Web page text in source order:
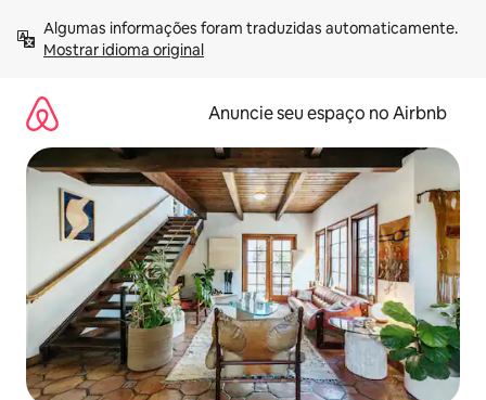
para
Mostrar idioma original
Anuncie seu espaço no Airbnb